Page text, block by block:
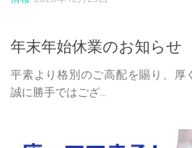
年末年始休業のお知らせ
平素より格別のご高配を賜り、厚
誠に勝手ではござ...